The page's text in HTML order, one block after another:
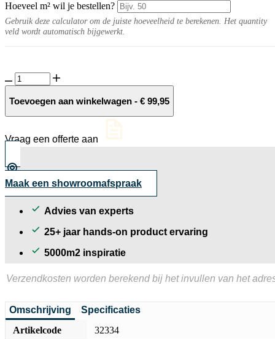
Hoeveel m² wil je bestellen?
Gebruik deze calculator om de juiste hoeveelheid te berekenen. Het quantity
veld wordt automatisch bijgewerkt.
GeoCeramica®
100x100x4
Mundo
Toevoegen aan winkelwagen - € 99,95
Vraag een offerte aan
Maak een showroomafspraak
Advies van experts
25+ jaar hands-on product ervaring
5000m2 inspiratie
Verzendkosten worden berekend bij het invullen van het
Omschrijving
Specificaties
Artikelcode
32334